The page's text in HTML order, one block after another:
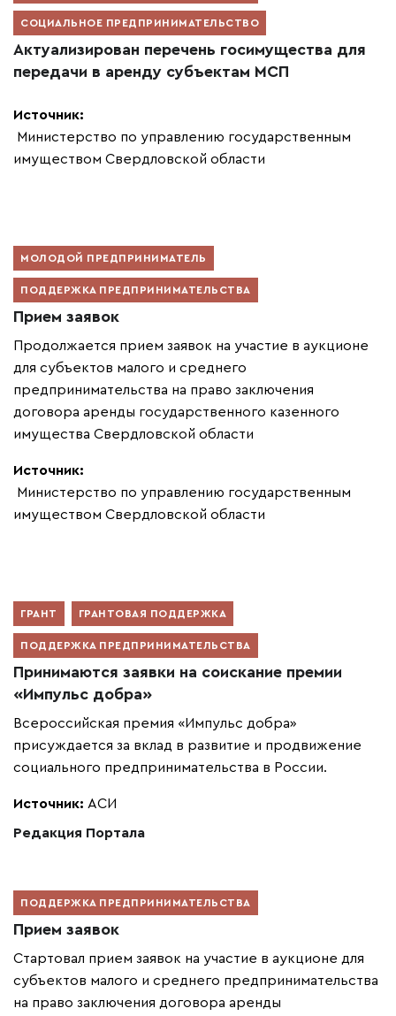
СОЦИАЛЬНОЕ ПРЕДПРИНИМАТЕЛЬСТВО
Актуализирован перечень госимущества для
передачи в аренду субъектам МСП
Источник:
Министерство по управлению государственным
имуществом Свердловской области
МОЛОДОЙ ПРЕДПРИНИМАТЕЛЬ
ПОДДЕРЖКА ПРЕДПРИНИМАТЕЛЬСТВА
Прием заявок
Продолжается прием заявок на участие в аукционе
для субъектов малого и среднего
предпринимательства на право заключения
договора аренды государственного казенного
имущества Свердловской области
Источник:
Министерство по управлению государственным
имуществом Свердловской области
ГРАНТ ГРАНТОВАЯ ПОДДЕРЖКА
ПОДДЕРЖКА ПРЕДПРИНИМАТЕЛЬСТВА
Принимаются заявки на соискание премии
«Импульс добра»
Всероссийская премия «Импульс добра»
присуждается за вклад в развитие и продвижение
социального предпринимательства в России.
Источник: АСИ
Редакция Портала
ПОДДЕРЖКА ПРЕДПРИНИМАТЕЛЬСТВА
Прием заявок
Стартовал прием заявок на участие в аукционе для
субъектов малого и среднего предпринимательства
на право заключения договора аренды